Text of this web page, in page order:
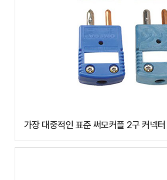
가장 대중적인 표준 써모커플 2구 커넥터